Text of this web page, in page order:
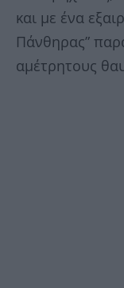
και με ένα
Πάνθηρας”
αμέτρητους